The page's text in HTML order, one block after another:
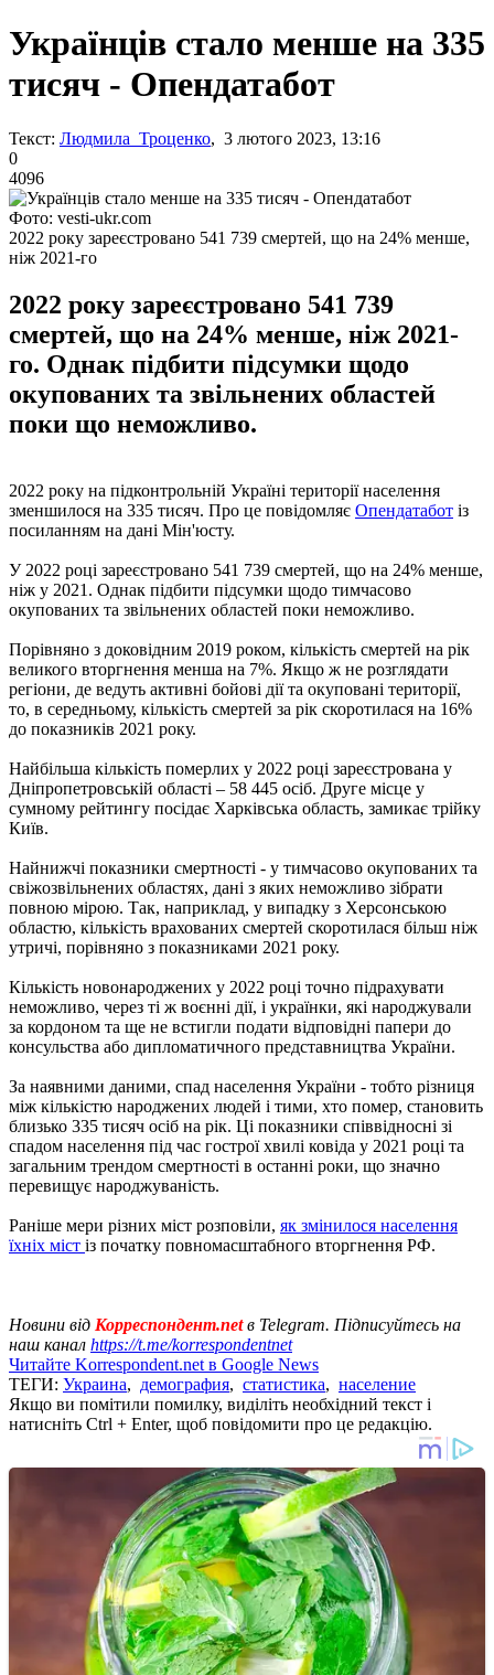
Українців стало менше на 335
тисяч - Опендатабот
Текст: Людмила Троценко, 3 лютого 2023, 13:16
0
4096
Фото: vesti-ukr.com
2022 року зареєстровано 541 739 смертей, що на 24% менше,
ніж 2021-го
2022 року зареєстровано 541 739
смертей, що на 24% менше, ніж 2021-
го. Однак підбити підсумки щодо
окупованих та звільнених областей
поки що неможливо.
2022 року на підконтрольній Україні території населення
зменшилося на 335 тисяч. Про це повідомляє Опендатабот із
посиланням на дані Мін'юсту.
У 2022 році зареєстровано 541 739 смертей, що на 24% менше,
ніж у 2021. Однак підбити підсумки щодо тимчасово
окупованих та звільнених областей поки неможливо.
Порівняно з доковідним 2019 роком, кількість смертей на рік
великого вторгнення менша на 7%. Якщо ж не розглядати
регіони, де ведуть активні бойові дії та окуповані території,
то, в середньому, кількість смертей за рік скоротилася на 16%
до показників 2021 року.
Найбільша кількість померлих у 2022 році зареєстрована у
Дніпропетровській області – 58 445 осіб. Друге місце у
сумному рейтингу посідає Харківська область, замикає трійку
Київ.
Найнижчі показники смертності - у тимчасово окупованих та
свіжозвільнених областях, дані з яких неможливо зібрати
повною мірою. Так, наприклад, у випадку з Херсонською
областю, кількість врахованих смертей скоротилася більш ніж
утричі, порівняно з показниками 2021 року.
Кількість новонароджених у 2022 році точно підрахувати
неможливо, через ті ж воєнні дії, і українки, які народжували
за кордоном та ще не встигли подати відповідні папери до
консульства або дипломатичного представництва України.
За наявними даними, спад населення України - тобто різниця
між кількістю народжених людей і тими, хто помер, становить
близько 335 тисяч осіб на рік. Ці показники співвідносні зі
спадом населення під час гострої хвилі ковіда у 2021 році та
загальним трендом смертності в останні роки, що значно
перевищує народжуваність.
Раніше мери різних міст розповіли, як змінилося населення
їхніх міст із початку повномасштабного вторгнення РФ.
Новини від Корреспондент.netв Telegram. Підписуйтесь на
наш канал https://t.me/korrespondentnet
Читайте Korrespondent.net в Google News
ТЕГИ: Украина, демография, статистика, население
Якщо ви помітили помилку, виділіть необхідний текст і
натисніть Ctrl + Enter, щоб повідомити про це редакцію.